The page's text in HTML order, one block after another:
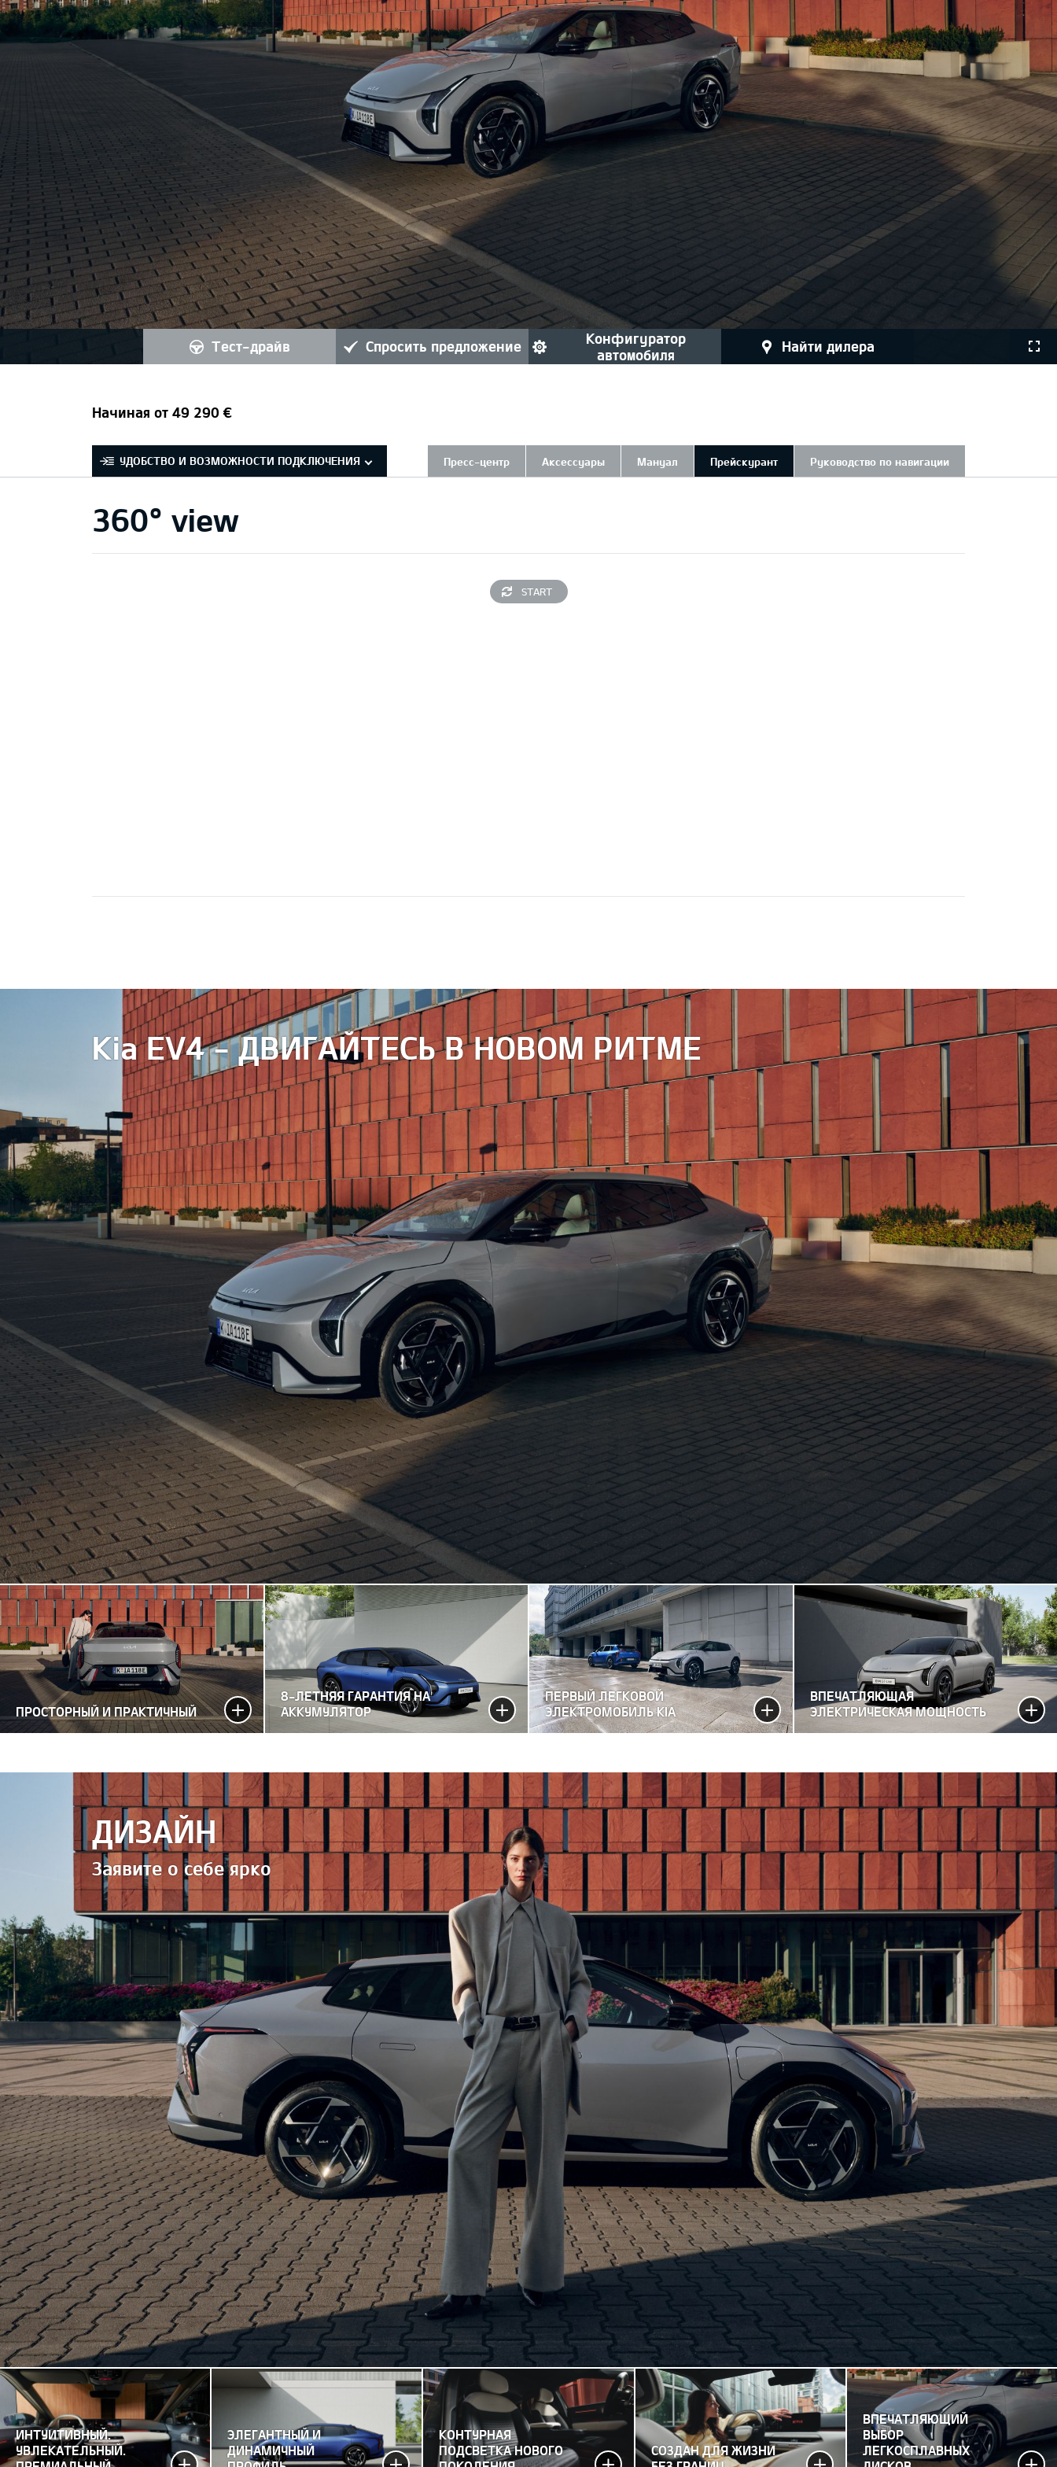
тест-драйв спросить предложение
конфигуратор
автомобиля
найти дилера
Начиная от 49 290 €
УДОБСТВО И ВОЗМОЖНОСТИ ПОДКЛЮЧЕНИЯ Руководство по навигации
Прейскурант
Мануал
Аксессуары
Пресс-центр
360° view
START
Kia EV4 - ДВИГАЙТЕСЬ В НОВОМ РИТМЕ
ПРОСТОРНЫЙ И ПРАКТИЧНЫЙ
8-ЛЕТНЯЯ ГАРАНТИЯ НА
АККУМУЛЯТОР
ПЕРВЫЙ ЛЕГКОВОЙ
ЭЛЕКТРОМОБИЛЬ KIA
ВПЕЧАТЛЯЮЩАЯ
ЭЛЕКТРИЧЕСКАЯ МОЩНОСТЬ
ДИЗАЙН
Заявите о себе ярко
ИНТУИТИВНЫЙ.
УВЛЕКАТЕЛЬНЫЙ.
ЭЛЕГАНТНЫЙ И
ДИНАМИЧНЫЙ
КОНТУРНАЯ
ПОДСВЕТКА НОВОГО
СОЗДАН ДЛЯ ЖИЗНИ
ВПЕЧАТЛЯЮЩИЙ
ВЫБОР
ЛЕГКОСПЛАВНЫХ